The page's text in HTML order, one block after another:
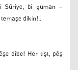
Sûriye, bi guman –
dikin!..
dibe! Her tişt, pêş